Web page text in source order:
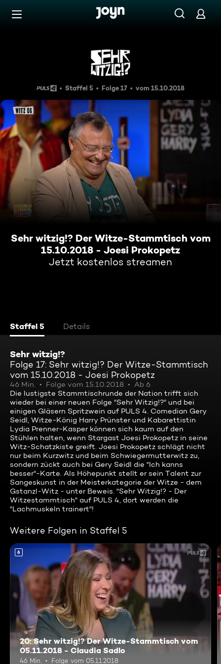
Zum Inhalt springen
Sehr witzig!? Der Witze-
Staffel 5 Folge 17 vom 15.10.2018
Sehr witzig!? Der Witze-Stammtisch vom
15.10.2018 - Joesi Prokopetz
Jetzt kostenlos streamen
Staffel 5 Details
Sehr witzig!?
Folge 17: Sehr witzig!? Der Witze-Stammtisch
vom 15.10.2018 - Joesi Prokopetz
46 Min. Folge vom 15.10.2018
Ab 6
Die lustigste Stammtischrunde der Nation trifft sich
wieder bei einer neuen Folge "Sehr Witzig!?" und bei
einigen Gläsern Spritzwein auf PULS 4. Comedian Gery
Seidl, Witze-König Harry Prünster und Kabarettistin
Lydia Prenner-Kasper können sich kaum auf den
Stühlen halten, wenn Stargast Joesi Prokopetz in seine
Witz-Schatzkiste greift. Joesi Prokopetz schlägt nicht
nur beim Kurzwitz und beim Schwiegermutterwitz zu,
sondern zückt auch bei Gery Seidl die "Ich kanns
besser"-Karte. Als Höhepunkt stellt er sein Talent zur
Sangeskunst in der Meisterkategorie der Witze - dem
Gstanzl-Witz - unter Beweis. "Sehr Witzig!? - Der
Witzestammtisch" auf PULS 4, dort werden die
"Lachmuskeln trainert"!
Weitere Folgen in Staffel 5
6
20: Sehr witzig!? Der Witze-Stammtisch vom
05.11.2018 - Claudia Sadlo
46 Min. Folge vom 05.11.2018